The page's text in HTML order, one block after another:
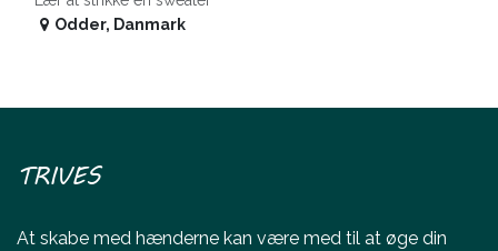
Odder, Danmark
TRIVES
At skabe med hænderne kan være med til at øge din